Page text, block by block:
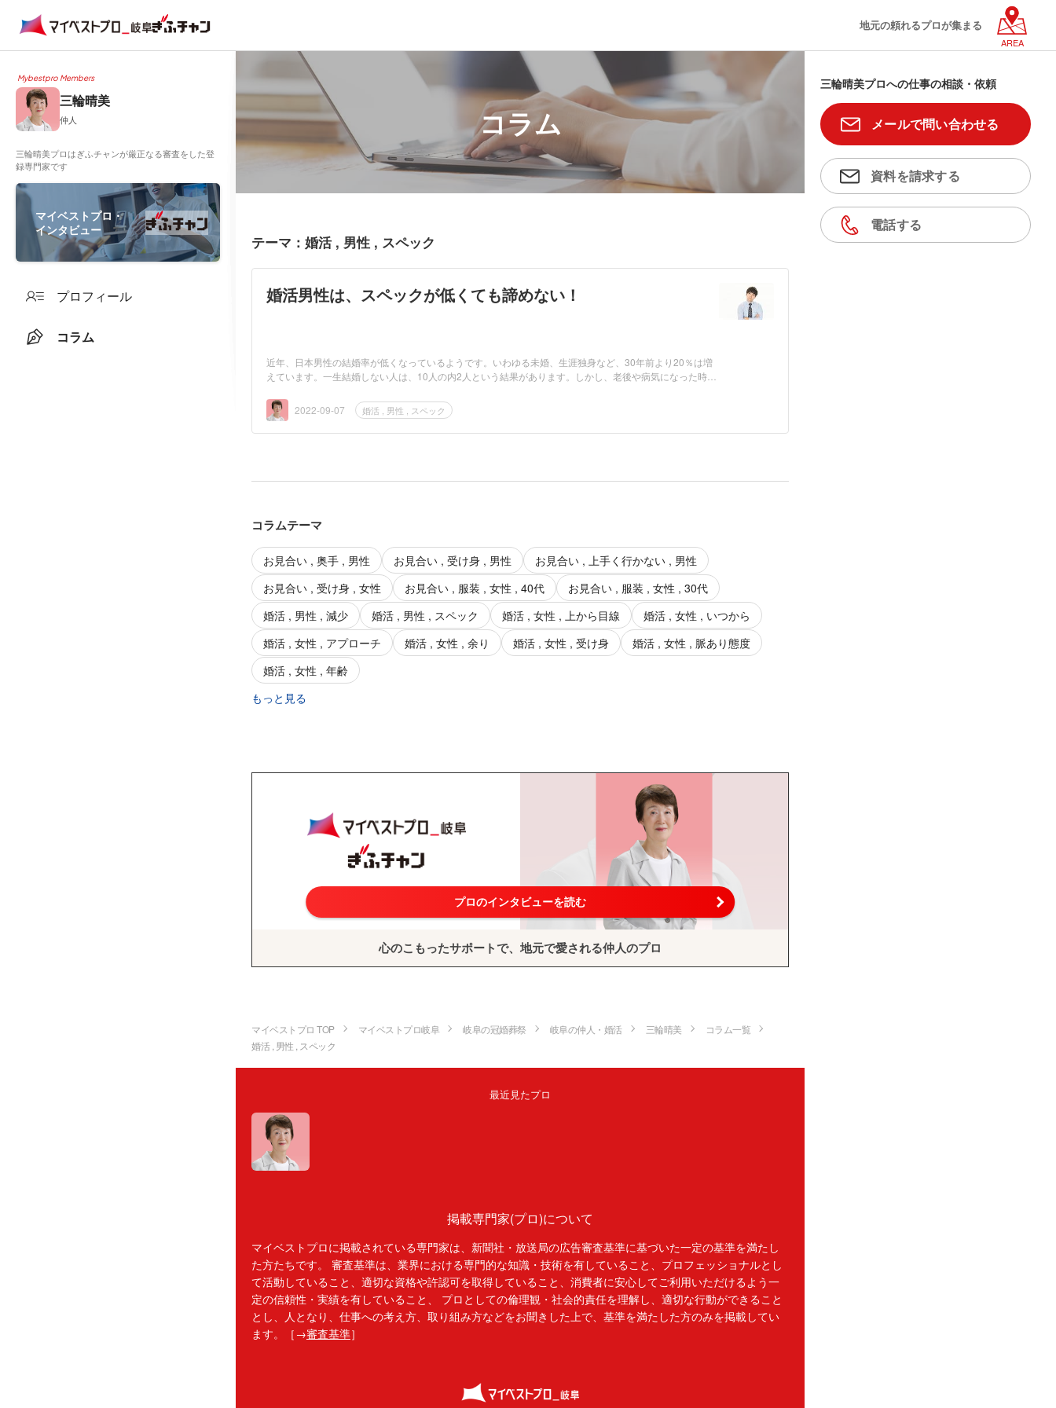
地元の頼れるプロが集まる
AREA
Mybestpro Members
三輪晴美
仲人
三輪晴美プロはぎふチャンが厳正なる審査をした登
録専門家です
マイベストプロ・
インタビュー
プロフィール
コラム
コラム
テーマ：婚活 , 男性 , スペック
婚活男性は、スペックが低くても諦めない！
近年、日本男性の結婚率が低くなっているようです。いわゆる未婚、生涯独身など、30年前より20％は増
えています。一生結婚しない人は、10人の内2人という結果があります。しかし、老後や病気になった時を
2022-09-07
婚活 , 男性 , スペック
コラムテーマ
お見合い , 奥手 , 男性 お見合い , 受け身 , 男性
お見合い , 上手く行かない , 男性
お見合い , 受け身 , 女性
お見合い , 服装 , 女性 , 40代
お見合い , 服装 , 女性 , 30代
婚活 , 男性 , 減少
婚活 , 男性 , スペック 婚活 , 女性 , 上から目線
婚活 , 女性 , いつから
婚活 , 女性 , アプローチ
婚活 , 女性 , 余り 婚活 , 女性 , 受け身
婚活 , 女性 , 脈あり態度
婚活 , 女性 , 年齢
もっと見る
プロのインタビューを読む
心のこもったサポートで、地元で愛される仲人のプロ
マイベストプロ TOP マイベストプロ岐阜 岐阜の冠婚葬祭 岐阜の仲人・婚活 三輪晴美
コラム一覧
婚活 , 男性 , スペック
最近見たプロ
掲載専門家(プロ)について
マイベストプロに掲載されている専門家は、新聞社・放送局の広告審査基準に基づいた一定の基準を満たし
た方たちです。 審査基準は、業界における専門的な知識・技術を有していること、プロフェッショナルとし
て活動していること、適切な資格や許認可を取得していること、消費者に安心してご利用いただけるよう一
定の信頼性・実績を有していること、 プロとしての倫理観・社会的責任を理解し、適切な行動ができること
とし、人となり、仕事への考え方、取り組み方などをお聞きした上で、基準を満たした方のみを掲載してい
ます。［→審査基準］
三輪晴美プロへの仕事の相談・依頼
メールで問い合わせる
資料を請求する
電話する